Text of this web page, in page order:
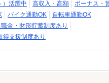
）活躍中 高収入・高額
ボーナス・
バイク通勤OK
自転車通勤OK
金・財形貯蓄制度あり
得支援制度あり